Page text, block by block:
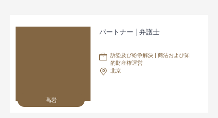
高岩
パートナー | 弁護士
訴訟及び紛争解決 | 商法および知
的財産権運営
北京